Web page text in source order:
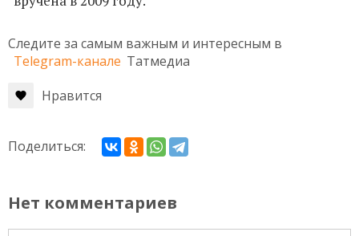
Следите за самым важным и интересным в
Telegram-канале Татмедиа
Нравится
Поделиться:
Нет комментариев